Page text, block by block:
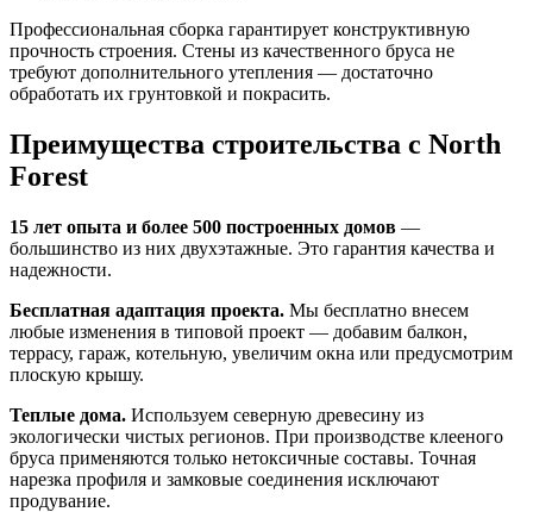
Профессиональная сборка гарантирует конструктивную
прочность строения. Стены из качественного бруса не
требуют дополнительного утепления — достаточно
обработать их грунтовкой и покрасить.
Преимущества строительства с North
Forest
15 лет опыта и более 500 построенных домов —
большинство из них двухэтажные. Это гарантия качества и
надежности.
Бесплатная адаптация проекта. Мы бесплатно внесем
любые изменения в типовой проект — добавим балкон,
террасу, гараж, котельную, увеличим окна или предусмотрим
плоскую крышу.
Теплые дома. Используем северную древесину из
экологически чистых регионов. При производстве клееного
бруса применяются только нетоксичные составы. Точная
нарезка профиля и замковые соединения исключают
продувание.